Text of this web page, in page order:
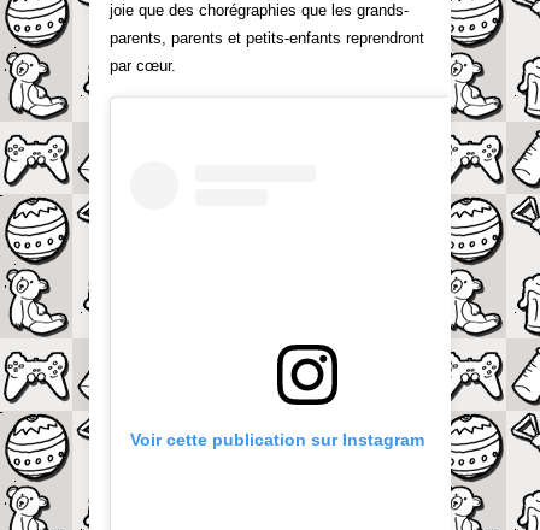
joie que des chorégraphies que les grands-
parents, parents et petits-enfants reprendront
par cœur.
Voir cette publication sur Instagram